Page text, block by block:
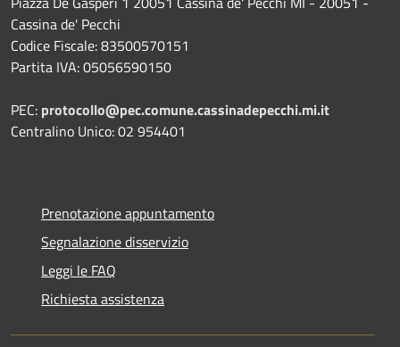
Cassina de' Pecchi
Codice Fiscale: 83500570151
Partita IVA: 05056590150
PEC: protocollo@pec.comune.cassinadepecchi.mi.it
Centralino Unico: 02 954401
Prenotazione appuntamento
Segnalazione disservizio
Leggi le FAQ
Richiesta assistenza